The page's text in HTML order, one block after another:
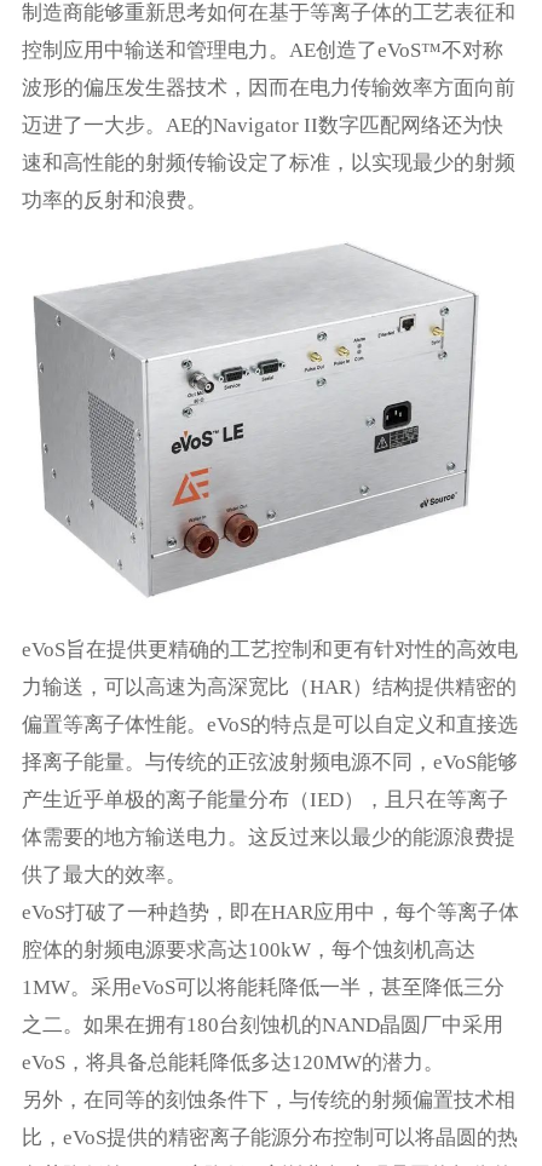
制造商能够重新思考如何在基于等离子体的工艺表征和
控制应用中输送和管理电力。AE创造了eVoS™不对称
波形的偏压发生器技术，因而在电力传输效率方面向前
迈进了一大步。AE的Navigator II数字匹配网络还为快
速和高性能的射频传输设定了标准，以实现最少的射频
功率的反射和浪费。
eVoS旨在提供更精确的工艺控制和更有针对性的高效电
力输送，可以高速为高深宽比（HAR）结构提供精密的
偏置等离子体性能。eVoS的特点是可以自定义和直接选
择离子能量。与传统的正弦波射频电源不同，eVoS能够
产生近乎单极的离子能量分布（IED），且只在等离子
体需要的地方输送电力。这反过来以最少的能源浪费提
供了最大的效率。
eVoS打破了一种趋势，即在HAR应用中，每个等离子体
腔体的射频电源要求高达100kW，每个蚀刻机高达
1MW。采用eVoS可以将能耗降低一半，甚至降低三分
之二。如果在拥有180台刻蚀机的NAND晶圆厂中采用
eVoS，将具备总能耗降低多达120MW的潜力。
另外，在同等的刻蚀条件下，与传统的射频偏置技术相
比，eVoS提供的精密离子能源分布控制可以将晶圆的热